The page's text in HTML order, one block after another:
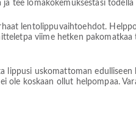
ja tee lomakokemuksestasi
lentolippuvaihtoehdot.
viime hetken
lippusi uskomattoman
koskaan ollut helpompaa.